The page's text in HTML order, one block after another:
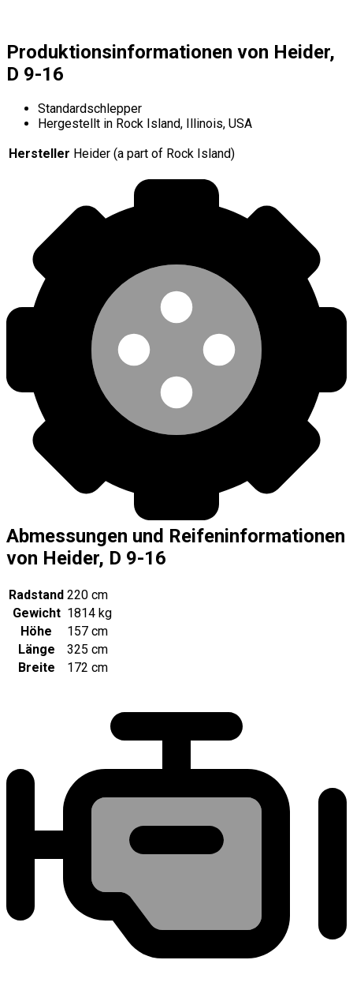
Produktionsinformationen von Heider,
D 9-16
Standardschlepper
Hergestellt in Rock Island, Illinois, USA
Hersteller Heider (a part of Rock Island)
Abmessungen und Reifeninformationen
von Heider, D 9-16
Radstand 220 cm
Gewicht 1814 kg
Höhe
157 cm
Länge
325 cm
Breite
172 cm